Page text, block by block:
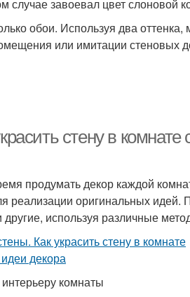
случае завоевал цвет слоновой
обои. Используя два оттенка,
или имитации стеновых
стену в комнате
продумать декор каждой
реализации оригинальных идей.
используя различные
комнаты